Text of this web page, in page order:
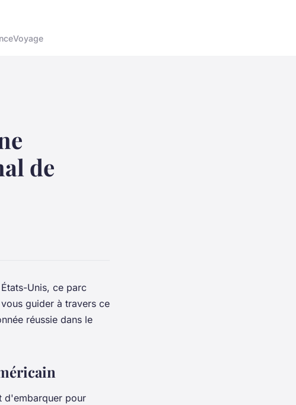
Voyage
de
Unis, ce parc
guider à travers ce
réussie dans le
d'embarquer pour